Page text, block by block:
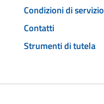
Condizioni di servizio
Contatti
Strumenti di tutela